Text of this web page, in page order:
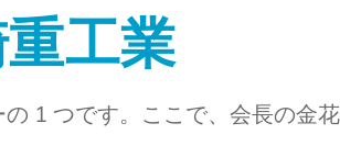
工業
1 つです。ここで、会長の金